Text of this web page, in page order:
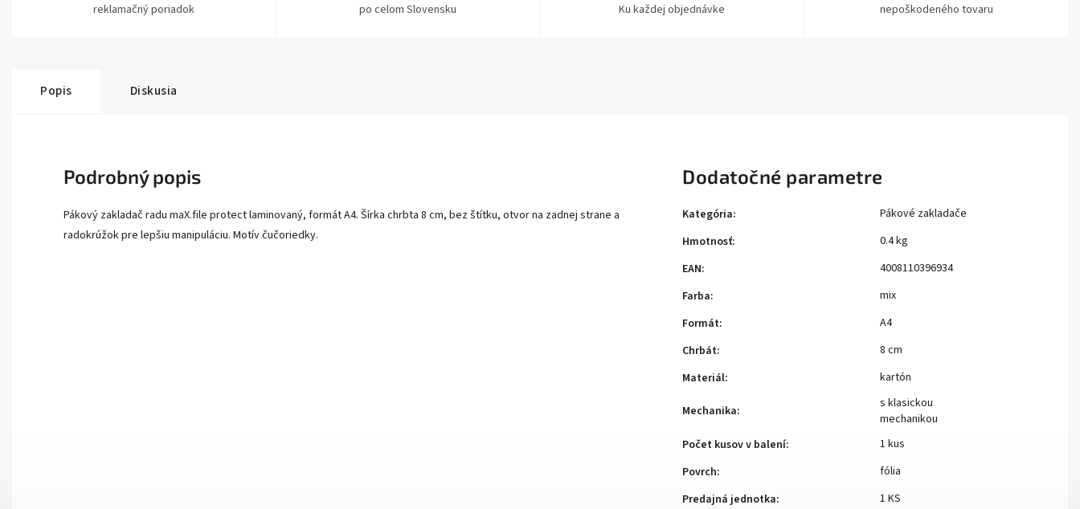
reklamačný poriadok po celom Slovensku Ku každej objednávke nepoškodeného tovaru
Popis Diskusia
Podrobný popis
Pákový zakladač radu maX.file protect laminovaný, formát A4. Šírka chrbta 8 cm, bez štítku, otvor na zadnej strane a
radokrúžok pre lepšiu manipuláciu. Motív čučoriedky.
Dodatočné parametre
Kategória:
Pákové zakladače
Hmotnosť:
0.4 kg
EAN:
4008110396934
Farba:
mix
Formát:
A4
Chrbát:
8 cm
Materiál: kartón
Mechanika:
s klasickou
mechanikou
Počet kusov v balení:
1 kus
Povrch:
fólia
Predajná jednotka:
1 KS